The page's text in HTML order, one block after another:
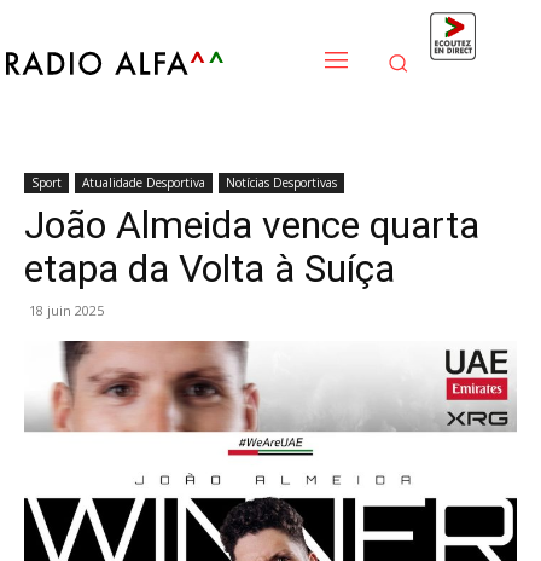
Sport Atualidade Desportiva Notícias Desportivas
João Almeida vence quarta
etapa da Volta à Suíça
18 juin 2025